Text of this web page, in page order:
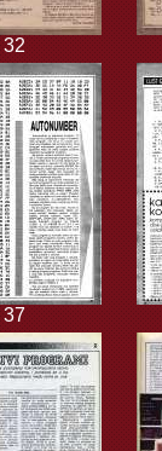
32
37